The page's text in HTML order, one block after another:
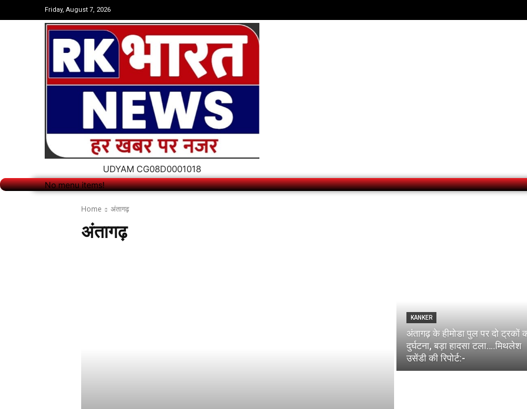
Friday, August 7, 2026
UDYAM CG08D0001018
No menu items!
Home अंतागढ़
अंतागढ़
KANKER
अंतागढ़ के हीमोडा पुल पर दो ट्रकों
दुर्घटना, बड़ा हादसा टला….मिथलेश
उसेंडी की रिपोर्ट:-